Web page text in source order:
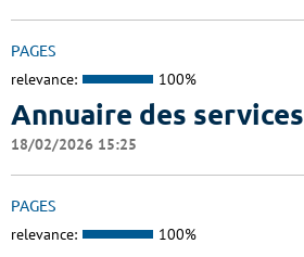
PAGES
relevance: 100%
Annuaire des services
18/02/2026 15:25
PAGES
relevance: 100%